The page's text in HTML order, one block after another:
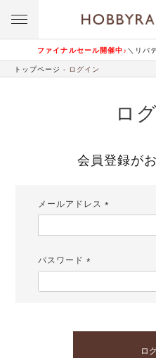
ファイナルセール開催中♪ ＼リバ
トップページ ログイン
ロ
会員登録が
メールアドレス
パスワード
ロ